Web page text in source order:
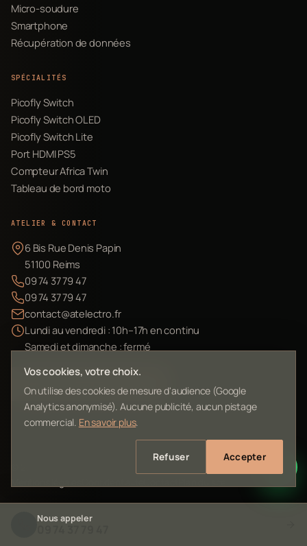
Micro-soudure
Smartphone
Récupération de données
SPÉCIALITÉS
Picofly Switch
Picofly Switch OLED
Picofly Switch Lite
Port HDMI PS5
Compteur Africa Twin
Tableau de bord moto
ATELIER & CONTACT
6 Bis Rue Denis Papin
51100 Reims
09 74 37 79 47
09 74 37 79 47
contact@atelectro.fr
Lundi au vendredi : 10h–17h en continu
Samedi et dimanche : fermé
Envoyer mon matériel
Vos cookies, votre choix.
On utilise des cookies de mesure d'audience (Google
Analytics anonymisé). Aucune publicité, aucun pistage
commercial. En savoir plus.
Refuser Accepter
Nous appeler